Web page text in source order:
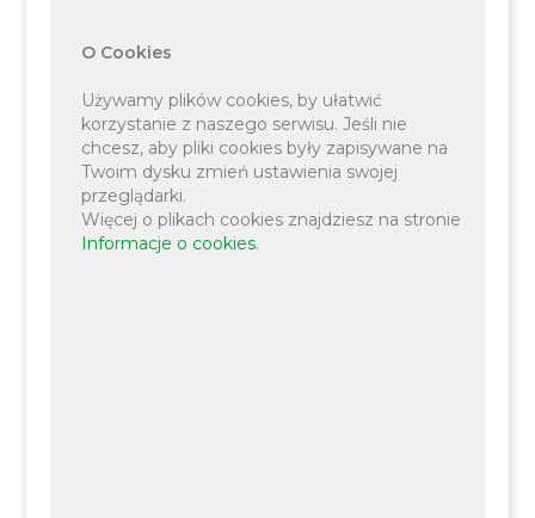
Zakres działania
O Cookies
Używamy plików cookies, by ułatwić
korzystanie z naszego serwisu. Jeśli nie
chcesz, aby pliki cookies były zapisywane na
Twoim dysku zmień ustawienia swojej
przeglądarki.
Więcej o plikach cookies znajdziesz na stronie
Informacje o cookies.